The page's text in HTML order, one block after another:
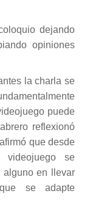
dejando
opiniones
la charla se
puede
reflexionó
que desde
se
alguno en llevar
se adapte